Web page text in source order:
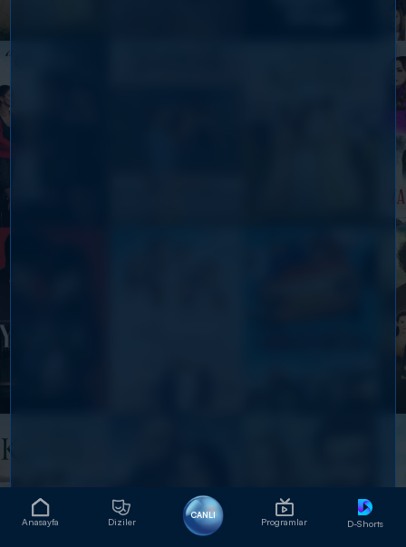
Anasayfa Diziler
CANLI
Programlar D-Shorts